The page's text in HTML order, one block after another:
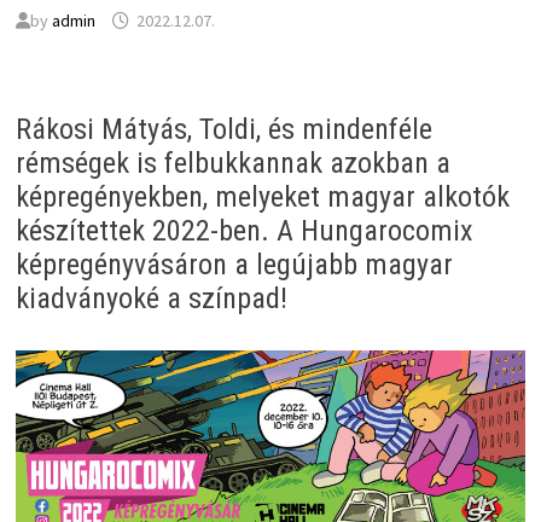
by admin 2022.12.07.
Rákosi Mátyás, Toldi, és mindenféle
rémségek is felbukkannak azokban a
képregényekben, melyeket magyar alkotók
készítettek 2022-ben. A Hungarocomix
képregényvásáron a legújabb magyar
kiadványoké a színpad!